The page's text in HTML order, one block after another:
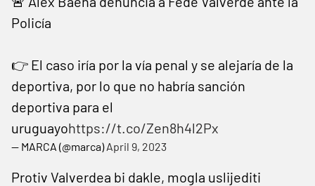
Policía
👉 El caso iría por la vía penal y se alejaría de la
deportiva, por lo que no habría sanción
deportiva para el
uruguayohttps://t.co/Zen8h4l2Px
— MARCA (@marca)April 9, 2023
Protiv Valverdea bi dakle, mogla uslijediti